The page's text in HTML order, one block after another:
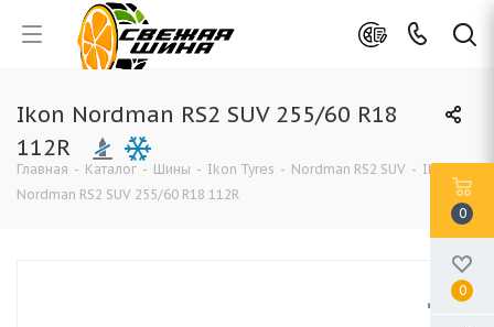
Ikon Nordman RS2 SUV 255/60 R18
112R
Главная - Каталог - Шины - Ikon Tyres - Nordman RS2 SUV - Ikon
Nordman RS2 SUV 255/60 R18 112R
0
0